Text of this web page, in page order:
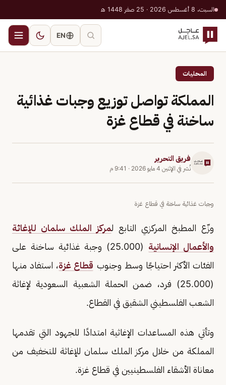
السبت، 8 أغسطس 2026 · 25 صفر 1448 هـ
EN
المحليات
المملكة تواصل توزيع وجبات غذائية
ساخنة في قطاع غزة
فريق التحرير
نُشر في الإثنين 4 مايو 2026 · 9:41 م
وجبات غذائية ساخنة في قطاع غزة
وزّع المطبخ المركزي التابع لمركز الملك سلمان للإغاثة
والأعمال الإنسانية
(25.000) وجبة غذائية ساخنة على
الفئات الأكثر احتياجًا وسط وجنوب قطاع غزة، استفاد منها
(25.000) فرد، ضمن الحملة الشعبية السعودية لإغاثة
الشعب الفلسطيني الشقيق في القطاع.
وتأتي هذه المساعدات الإغاثية امتدادًا للجهود التي تقدمها
المملكة من خلال مركز الملك سلمان للإغاثة للتخفيف من
معاناة الأشقاء الفلسطينيين في قطاع غزة.